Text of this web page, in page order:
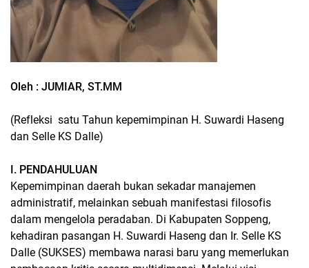
Oleh : JUMIAR, ST.MM
(Refleksi satu Tahun kepemimpinan H. Suwardi Haseng
dan Selle KS Dalle)
I. PENDAHULUAN
Kepemimpinan daerah bukan sekadar manajemen
administratif, melainkan sebuah manifestasi filosofis
dalam mengelola peradaban. Di Kabupaten Soppeng,
kehadiran pasangan H. Suwardi Haseng dan Ir. Selle KS
Dalle (SUKSES) membawa narasi baru yang memerlukan